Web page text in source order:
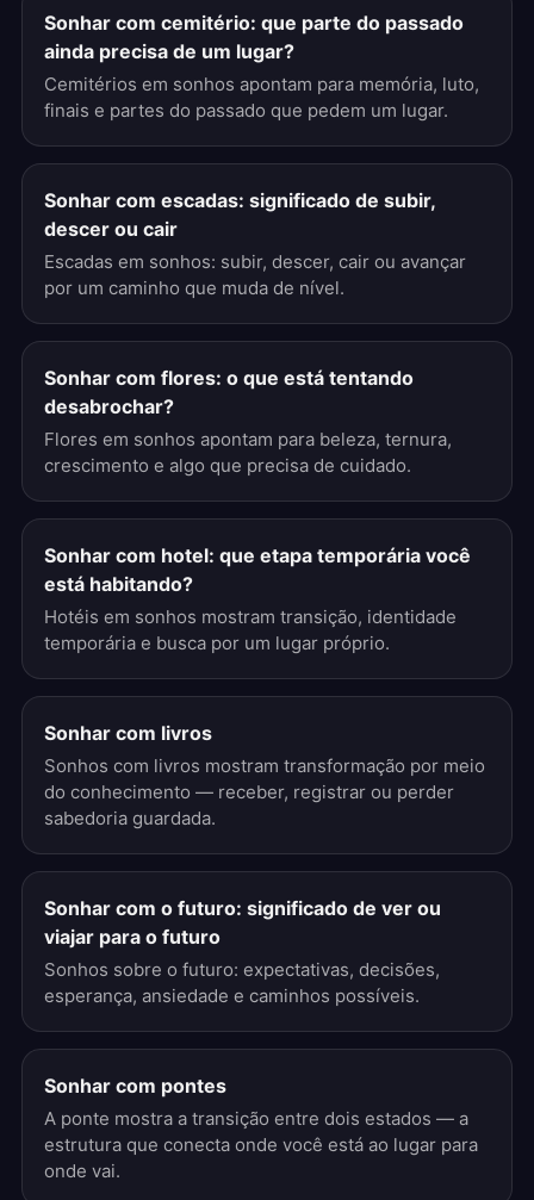
Sonhar com cemitério: que parte do passado
ainda precisa de um lugar?
Cemitérios em sonhos apontam para memória, luto,
finais e partes do passado que pedem um lugar.
Sonhar com escadas: significado de subir,
descer ou cair
Escadas em sonhos: subir, descer, cair ou avançar
por um caminho que muda de nível.
Sonhar com flores: o que está tentando
desabrochar?
Flores em sonhos apontam para beleza, ternura,
crescimento e algo que precisa de cuidado.
Sonhar com hotel: que etapa temporária você
está habitando?
Hotéis em sonhos mostram transição, identidade
temporária e busca por um lugar próprio.
Sonhar com livros
Sonhos com livros mostram transformação por meio
do conhecimento — receber, registrar ou perder
sabedoria guardada.
Sonhar com o futuro: significado de ver ou
viajar para o futuro
Sonhos sobre o futuro: expectativas, decisões,
esperança, ansiedade e caminhos possíveis.
Sonhar com pontes
A ponte mostra a transição entre dois estados — a
estrutura que conecta onde você está ao lugar para
onde vai.